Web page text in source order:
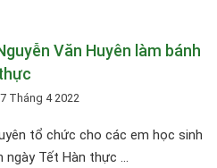
Văn Huyên làm bánh
Tháng 4 2022
tổ chức cho các em học sinh
ngày Tết Hàn thực ...